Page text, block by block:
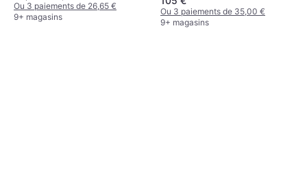
Ou 3 paiements de 26,65 €
9+ magasins
Ou 3 paiements de 35,00 €
9+ magasins